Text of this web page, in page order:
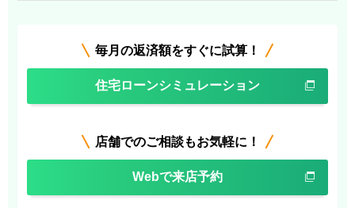
毎月の返済額をすぐに試算！
住宅ローンシミュレーション
店舗でのご相談もお気軽に！
Webで来店予約